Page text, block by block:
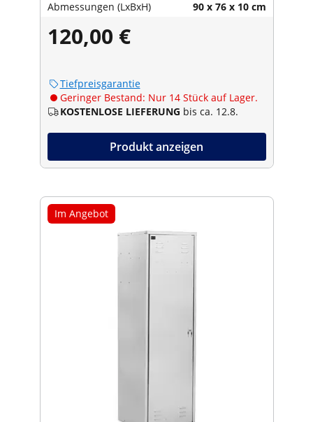
Abmessungen (LxBxH) 90 x 76 x 10 cm
120,00 €
Tiefpreisgarantie
Geringer Bestand: Nur 14 Stück auf Lager.
KOSTENLOSE LIEFERUNG bis ca. 12.8.
Produkt anzeigen
Im Angebot